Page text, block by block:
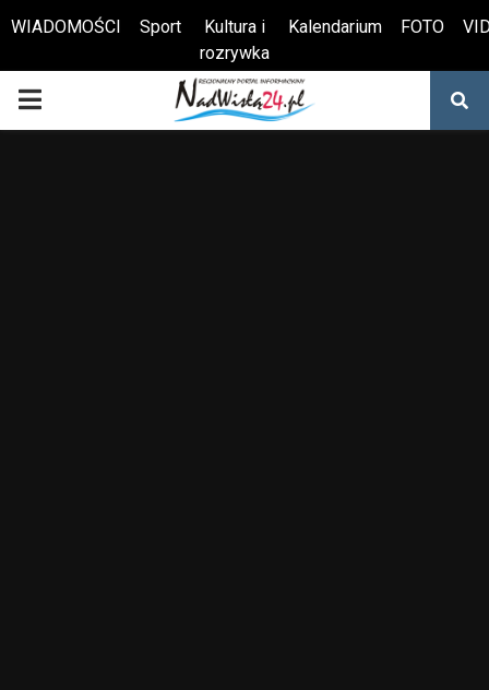
Otwórz pasek narzędzi
WIADOMOŚCI Sport
Kultura i
rozrywka
Kalendarium FOTO
PRIMARY